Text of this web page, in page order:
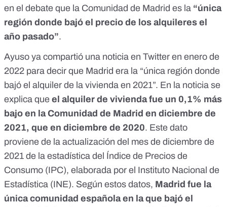
en el debate que la Comunidad de Madrid es la “única
región donde bajó el precio de los alquileres el
año pasado”.
Ayuso ya compartió una noticia en Twitter en enero de
2022 para decir que Madrid era la “única región donde
bajó el alquiler de la vivienda en 2021”. En la noticia se
explica que el alquiler de vivienda fue un 0,1% más
bajo en la Comunidad de Madrid en diciembre de
2021, que en diciembre de 2020. Este dato
proviene de la actualización del mes de diciembre de
2021 de la estadística del Índice de Precios de
Consumo (IPC), elaborada por el Instituto Nacional de
Estadística (INE). Según estos datos, Madrid fue la
única comunidad española en la que bajó el